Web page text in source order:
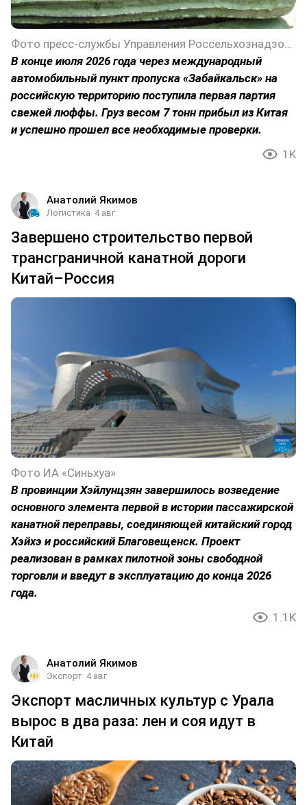
Фото пресс-службы Управления Россельхознадзора по Забайкальскому краю
В конце июля 2026 года через международный
автомобильный пункт пропуска «Забайкальск» на
российскую территорию поступила первая партия
свежей люффы. Груз весом 7 тонн прибыл из Китая
и успешно прошел все необходимые проверки.
1K
Анатолий Якимов
Логистика 4 авг
Завершено строительство первой
трансграничной канатной дороги
Китай–Россия
Фото ИА «Синьхуа»
В провинции Хэйлунцзян завершилось возведение
основного элемента первой в истории пассажирской
канатной переправы, соединяющей китайский город
Хэйхэ и российский Благовещенск. Проект
реализован в рамках пилотной зоны свободной
торговли и введут в эксплуатацию до конца 2026
года.
1.1K
Анатолий Якимов
Экспорт 4 авг
Экспорт масличных культур с Урала
вырос в два раза: лен и соя идут в
Китай